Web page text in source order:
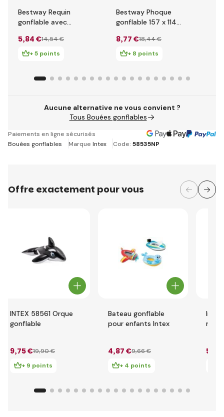
Bestway Requin
gonflable avec
m
5,84 €14,54 €
+ 5 points
Bestway Phoque
gonflable 157 x 114
8,77 €18,44 €
+ 8 points
Aucune alternative ne vous convient ?
Tous Bouées gonflables
Paiements en ligne sécurisés
Bouées gonflables
Marque Intex Code: 58535NP
Offre exactement pour vous
INTEX 58561 Orque
gonflable
9,75 €19,90 €
+ 9 points
Bateau gonflable
pour enfants Intex
4,87 €9,66 €
+ 4 points
Intex
5